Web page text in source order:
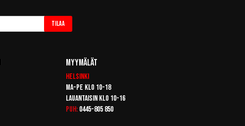
Tilaa
Myymälät
Helsinki
Ma-pe klo 10-18
Lauantaisin klo 10-16
Puh: 0445-805 850